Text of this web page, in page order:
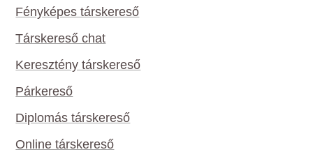
Fényképes társkereső
Társkereső chat
Keresztény társkereső
Párkereső
Diplomás társkereső
Online társkereső